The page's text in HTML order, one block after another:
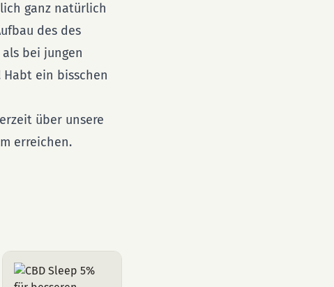
ganz natürlich
des des
bei jungen
ein bisschen
über unsere
erreichen.